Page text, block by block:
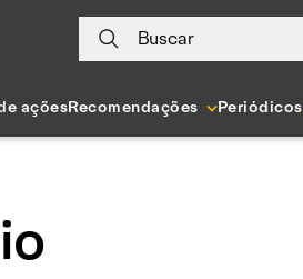
Buscar
açõesRecomendações Periódicos